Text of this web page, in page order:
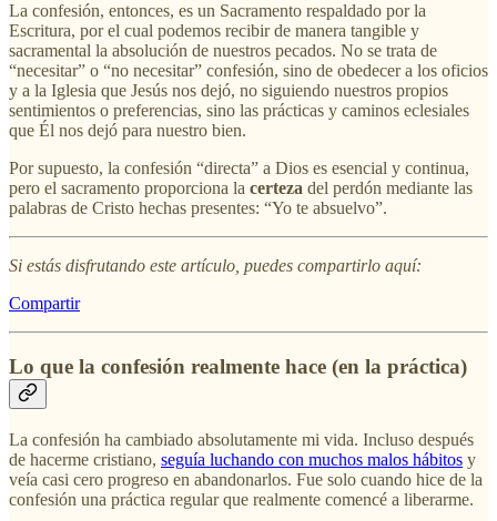
La confesión, entonces, es un Sacramento respaldado por la
Escritura, por el cual podemos recibir de manera tangible y
sacramental la absolución de nuestros pecados. No se trata de
“necesitar” o “no necesitar” confesión, sino de obedecer a los oficios
y a la Iglesia que Jesús nos dejó, no siguiendo nuestros propios
sentimientos o preferencias, sino las prácticas y caminos eclesiales
que Él nos dejó para nuestro bien.
Por supuesto, la confesión “directa” a Dios es esencial y continua,
pero el sacramento proporciona la certeza del perdón mediante las
palabras de Cristo hechas presentes: “Yo te absuelvo”.
Si estás disfrutando este artículo, puedes compartirlo aquí:
Compartir
Lo que la confesión realmente hace (en la práctica)
La confesión ha cambiado absolutamente mi vida. Incluso después
de hacerme cristiano, seguía luchando con muchos malos hábitos y
veía casi cero progreso en abandonarlos. Fue solo cuando hice de la
confesión una práctica regular que realmente comencé a liberarme.